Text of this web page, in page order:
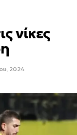
νίκες
2024